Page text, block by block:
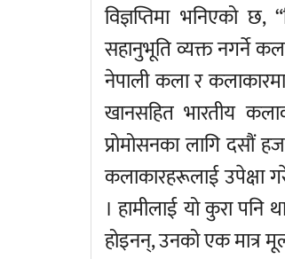
विज्ञप्तिमा भनिएको छ,
सहानुभूति व्यक्त नगर्ने
नेपाली कला र
खानसहित भारतीय
प्रोमोसनका लागि दसौं
कलाकारहरूलाई उपेक्षा
। हामीलाई यो कुरा
होइनन्, उनको एक मात्र